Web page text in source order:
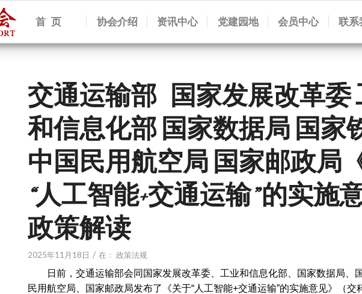
首 页 协会介绍 资讯中心 党建园地 会员中心 联系
交通运输部 国家发展改革委
和信息化部 国家数据局 国家
中国民用航空局 国家邮政局
“人工智能+交通运输”的实施
政策解读
2025年11月18日 / 在： 政策法规
日前，交通运输部会同国家发展改革委、工业和信息化部、国家数据局、
民用航空局、国家邮政局发布了《关于“人工智能+交通运输”的实施意见》（交